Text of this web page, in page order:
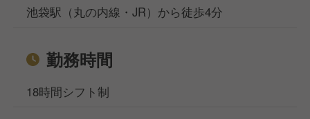
池袋駅（丸の内線・JR）から徒歩4分
勤務時間
18時間シフト制